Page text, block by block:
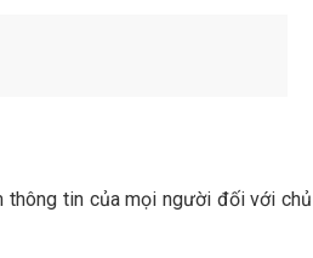
thông tin của mọi người đối với chủ